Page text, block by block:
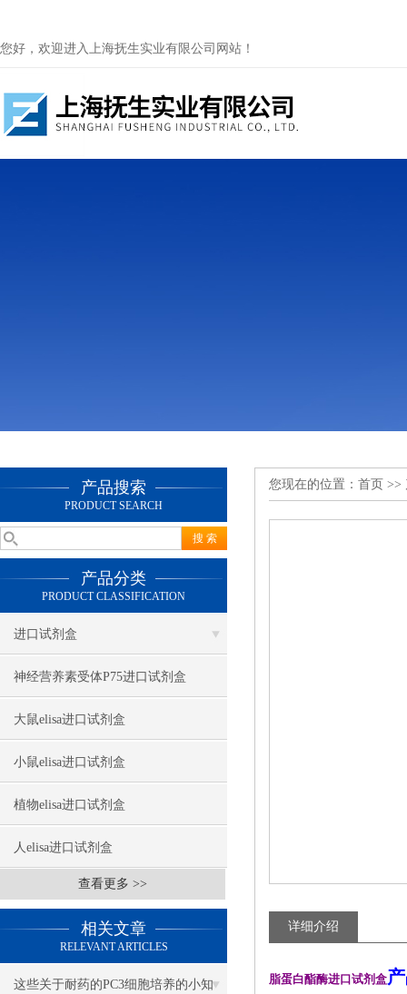
您好，欢迎进入上海抚生实业有限公司网站！
产品搜索
PRODUCT SEARCH
产品分类
PRODUCT CLASSIFICATION
进口试剂盒
神经营养素受体P75进口试剂盒
大鼠elisa进口试剂盒
小鼠elisa进口试剂盒
植物elisa进口试剂盒
人elisa进口试剂盒
查看更多 >>
相关文章
RELEVANT ARTICLES
这些关于耐药的PC3细胞培养的小知
您现在的位置： 首页 >>
详细介绍
脂蛋白酯酶进口试剂盒